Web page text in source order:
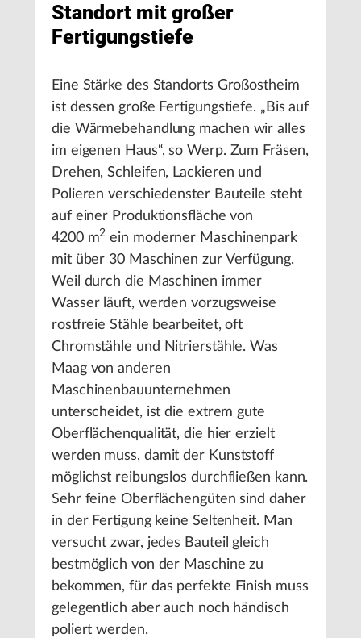
Standort mit großer
Fertigungstiefe
Eine Stärke des Standorts Großostheim
ist dessen große Fertigungstiefe. „Bis auf
die Wärmebehandlung machen wir alles
im eigenen Haus“, so Werp. Zum Fräsen,
Drehen, Schleifen, Lackieren und
Polieren verschiedenster Bauteile steht
auf einer Produktionsfläche von
4200 m2 ein moderner Maschinenpark
mit über 30 Maschinen zur Verfügung.
Weil durch die Maschinen immer
Wasser läuft, werden vorzugsweise
rostfreie Stähle bearbeitet, oft
Chromstähle und Nitrierstähle. Was
Maag von anderen
Maschinenbauunternehmen
unterscheidet, ist die extrem gute
Oberflächenqualität, die hier erzielt
werden muss, damit der Kunststoff
möglichst reibungslos durchfließen kann.
Sehr feine Oberflächengüten sind daher
in der Fertigung keine Seltenheit. Man
versucht zwar, jedes Bauteil gleich
bestmöglich von der Maschine zu
bekommen, für das perfekte Finish muss
gelegentlich aber auch noch händisch
poliert werden.